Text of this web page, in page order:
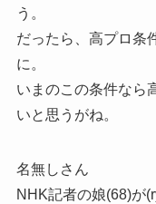
う。
だったら、高プロ条
に。
いまのこの条件なら
いと思うがね。
名無しさん
NHK記者の娘(68)が